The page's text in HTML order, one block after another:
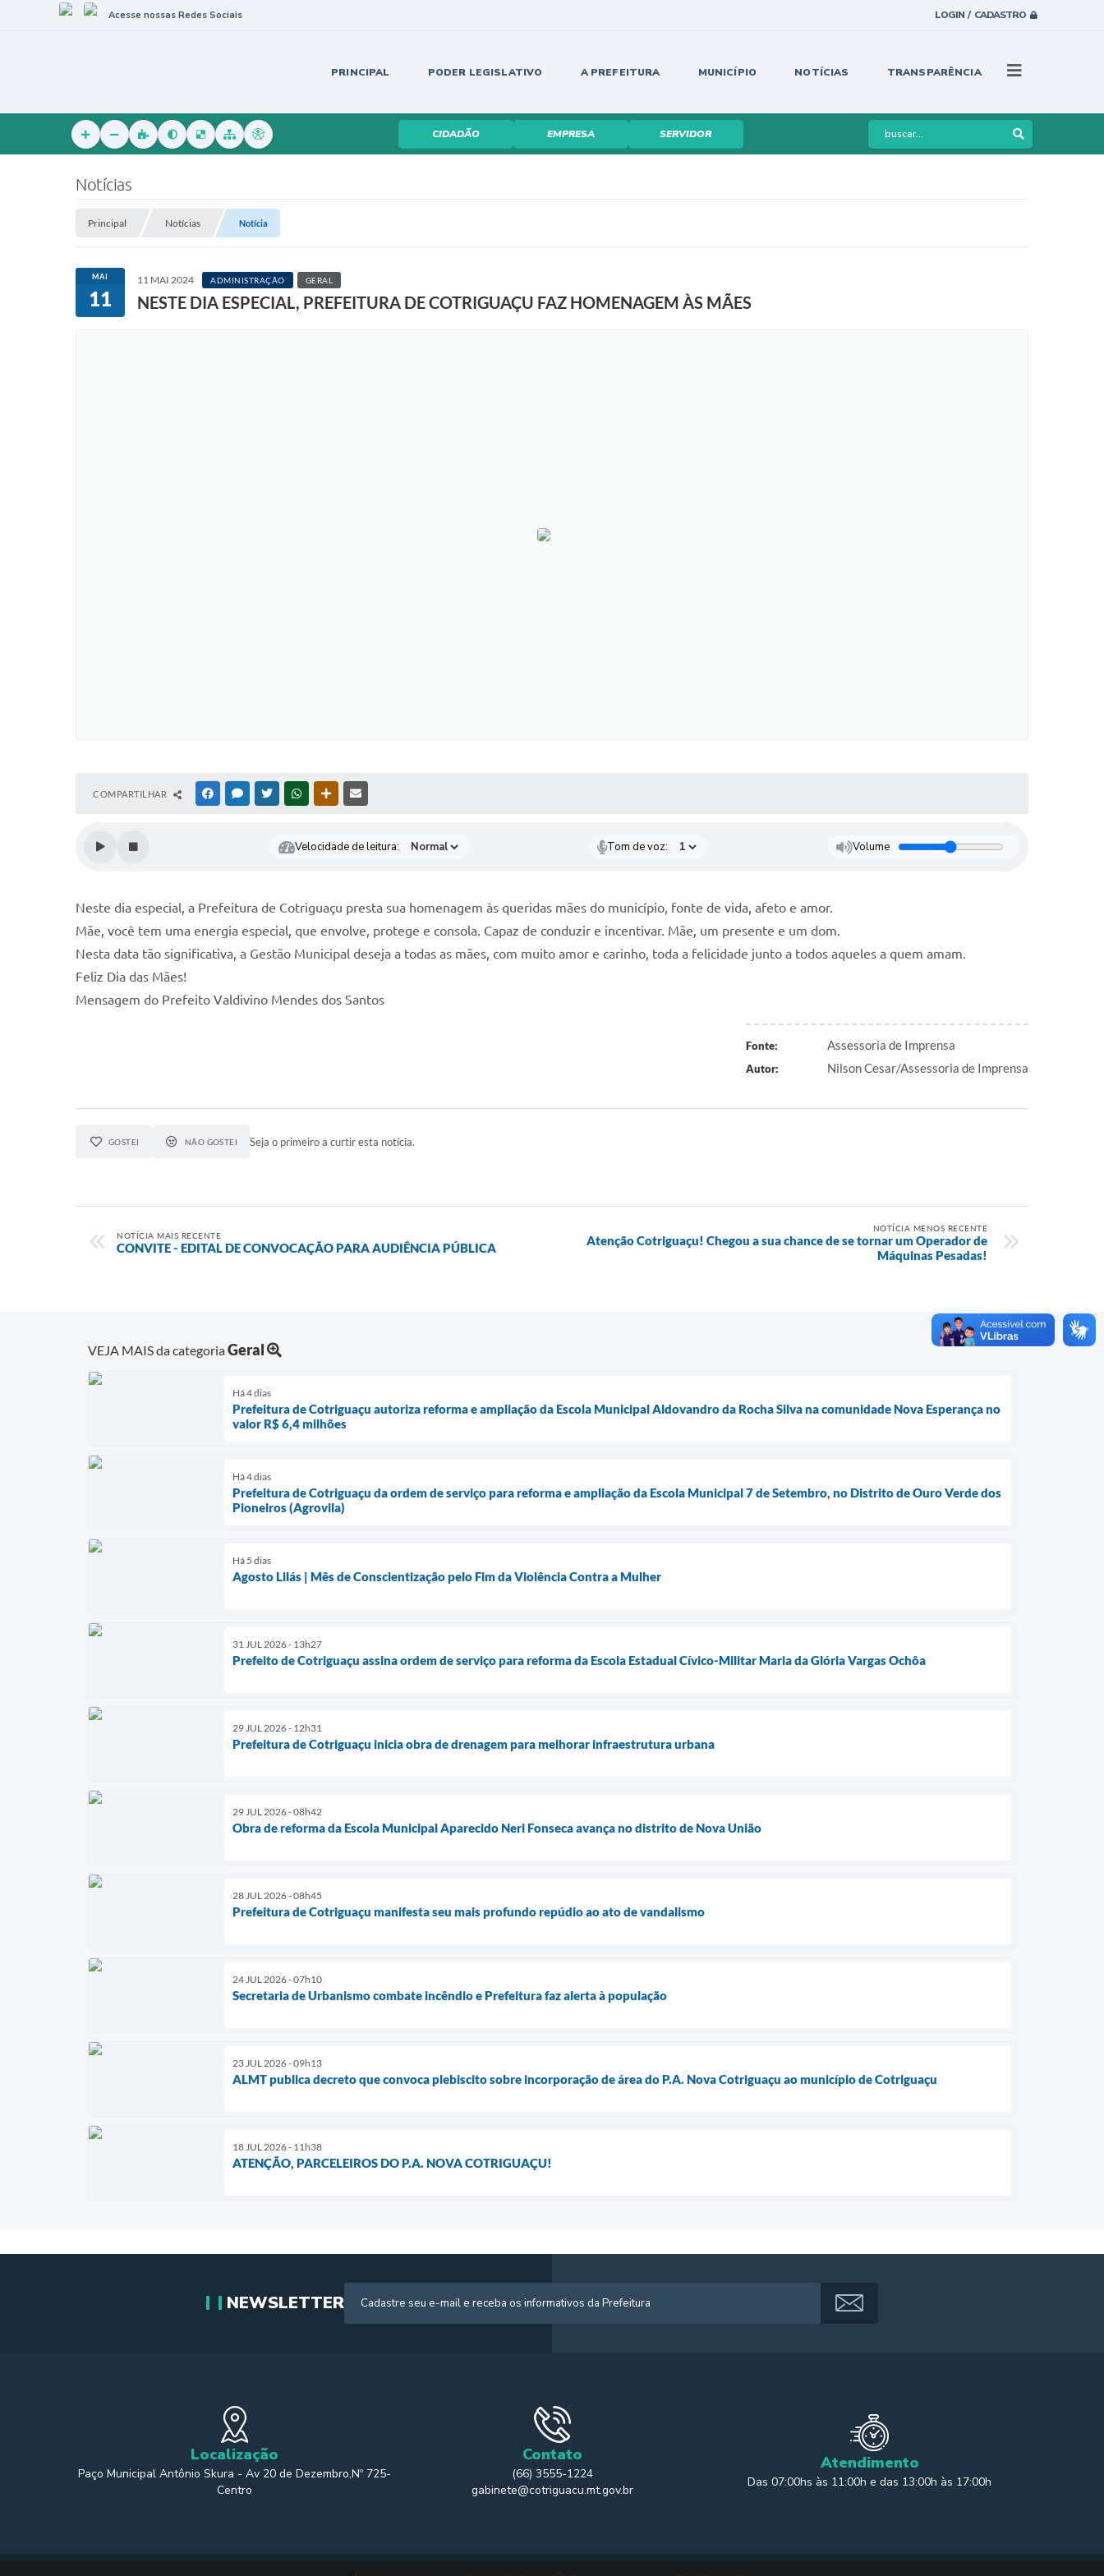
LOGIN / CADASTRO
Acesse nossas Redes Sociais
PRINCIPAL PODER LEGISLATIVO A PREFEITURA MUNICÍPIO NOTÍCIAS TRANSPARÊNCIA
CIDADÃO EMPRESA SERVIDOR
Notícias
Principal Notícias Notícia
MAI
11
11 MAI 2024 ADMINISTRAÇÃO GERAL
NESTE DIA ESPECIAL, PREFEITURA DE COTRIGUAÇU FAZ HOMENAGEM ÀS MÃES
COMPARTILHAR FACEBOOKMESSENGER
TWITTERWHATSAPPOUTRAS MÍDIAS
Velocidade de leitura: Tom de voz: Volume
Neste dia especial, a Prefeitura de Cotriguaçu presta sua homenagem às queridas mães do município, fonte de vida, afeto e amor.
Mãe, você tem uma energia especial, que envolve, protege e consola. Capaz de conduzir e incentivar. Mãe, um presente e um dom.
Nesta data tão significativa, a Gestão Municipal deseja a todas as mães, com muito amor e carinho, toda a felicidade junto a todos aqueles a quem amam.
Feliz Dia das Mães!
Mensagem do Prefeito Valdivino Mendes dos Santos
Fonte: Assessoria de Imprensa
Autor: Nilson Cesar/Assessoria de Imprensa
GOSTEI NÃO GOSTEI Seja o primeiro a curtir esta notícia.
NOTÍCIA MAIS RECENTE
CONVITE - EDITAL DE CONVOCAÇÃO PARA AUDIÊNCIA PÚBLICA
NOTÍCIA MENOS RECENTE
Atenção Cotriguaçu! Chegou a sua chance de se tornar um Operador de
Máquinas Pesadas!
VEJA MAIS da categoriaGeral
Há 4 dias
Prefeitura de Cotriguaçu autoriza reforma e ampliação da Escola Municipal Aldovandro da Rocha Silva na comunidade Nova Esperança no
valor R$ 6,4 milhões
Há 4 dias
Prefeitura de Cotriguaçu da ordem de serviço para reforma e ampliação da Escola Municipal 7 de Setembro, no Distrito de Ouro Verde dos
Pioneiros (Agrovila)
Há 5 dias
Agosto Lilás | Mês de Conscientização pelo Fim da Violência Contra a Mulher
31 JUL 2026 - 13h27
Prefeito de Cotriguaçu assina ordem de serviço para reforma da Escola Estadual Cívico-Militar Maria da Glória Vargas Ochôa
29 JUL 2026 - 12h31
Prefeitura de Cotriguaçu inicia obra de drenagem para melhorar infraestrutura urbana
29 JUL 2026 - 08h42
Obra de reforma da Escola Municipal Aparecido Neri Fonseca avança no distrito de Nova União
28 JUL 2026 - 08h45
Prefeitura de Cotriguaçu manifesta seu mais profundo repúdio ao ato de vandalismo
24 JUL 2026 - 07h10
Secretaria de Urbanismo combate incêndio e Prefeitura faz alerta à população
23 JUL 2026 - 09h13
ALMT publica decreto que convoca plebiscito sobre incorporação de área do P.A. Nova Cotriguaçu ao município de Cotriguaçu
18 JUL 2026 - 11h38
ATENÇÃO, PARCELEIROS DO P.A. NOVA COTRIGUAÇU!
NEWSLETTER
Localização
Paço Municipal Antônio Skura - Av 20 de Dezembro,Nº 725-
Centro
Contato
(66) 3555-1224
gabinete@cotriguacu.mt.gov.br
Atendimento
Das 07:00hs às 11:00h e das 13:00h às 17:00h